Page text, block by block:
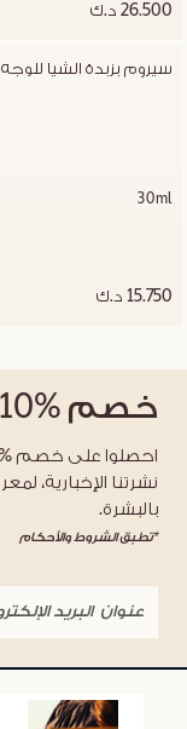
26.500 د.ك
سيروم بزبدة الشيا للوجه
30ml
15.750 د.ك
خصم %10
نشرتنا الإخبارية،
بالبشرة.
*تطبق الشروط والأحكام